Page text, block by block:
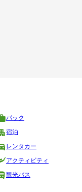
パック
宿泊
レンタカー
アクティビティ
観光バス